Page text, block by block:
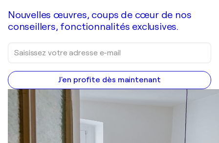
Nouvelles œuvres, coups de cœur de nos
conseillers, fonctionnalités exclusives.
J'en profite dès maintenant